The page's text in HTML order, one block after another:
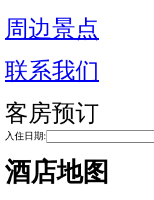
周边景点
联系我们
客房预订
入住日期:
酒店地图